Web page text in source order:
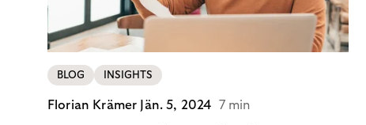
BLOG INSIGHTS
Florian Krämer Jän. 5, 2024 7 min